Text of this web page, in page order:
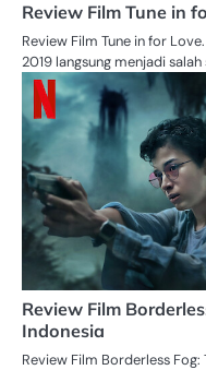
Review Film Tune in
Review Film Tune in for
2019 langsung menjadi
Review Film
Indonesia
Review Film Borderless